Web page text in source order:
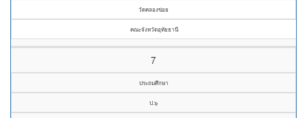
วัดคลองข่อย
คณะจังหวัดอุทัยธานี
7
ประถมศึกษา
ป.๖